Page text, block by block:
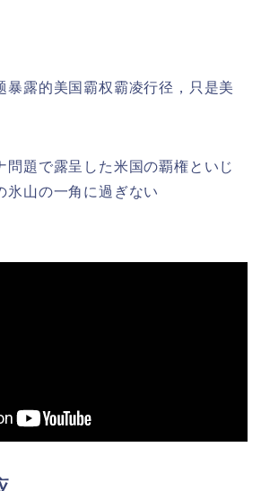
暴露的美国霸权霸凌行径，只是美
問題で露呈した米国の覇権といじ
氷山の一角に過ぎない